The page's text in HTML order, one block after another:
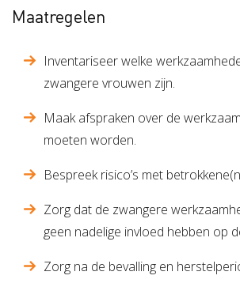
Maatregelen
Inventariseer welke
zwangere vrouwen zijn.
Maak afspraken over de
moeten worden.
Bespreek risico’s met
Zorg dat de zwangere
geen nadelige invloed hebben op
Zorg na de bevalling en